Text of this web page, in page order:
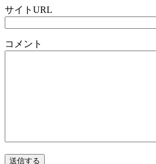
サイトURL
コメント